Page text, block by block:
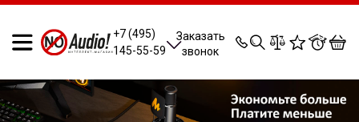
+7 (495)
145-55-59
Заказать
звонок
0 0 0 0